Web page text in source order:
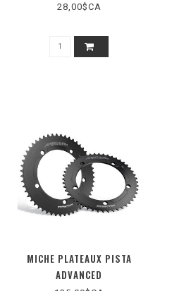
28,00$CA
MICHE PLATEAUX PISTA
ADVANCED